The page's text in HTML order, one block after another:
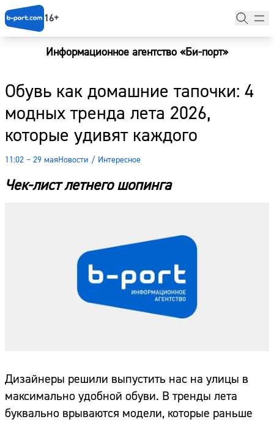
16+
Информационное агентство «Би-порт»
Обувь как домашние тапочки: 4
модных тренда лета 2026,
которые удивят каждого
11:02 – 29 маяНовости / Интересное
Чек-лист летнего шопинга
Дизайнеры решили выпустить нас на улицы в
максимально удобной обуви. В тренды лета
буквально врываются модели, которые раньше
Новости
Наши гости
Фоторепортажи
Погода